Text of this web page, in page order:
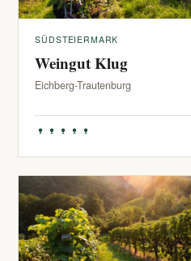
SÜDSTEIERMARK
Weingut Klug
Eichberg-Trautenburg